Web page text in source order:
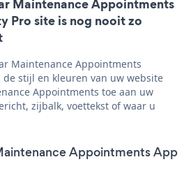
Maintenance Appointments
Pro site is nog nooit zo
Maintenance Appointments
stijl en kleuren van uw website
Appointments toe aan uw
zijbalk, voettekst of waar u
Appointments App